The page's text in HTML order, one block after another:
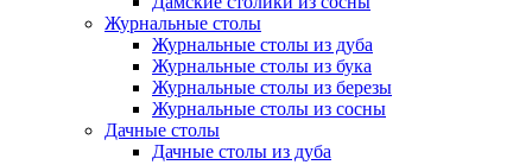
Журнальные столы
Журнальные столы из дуба
Журнальные столы из бука
Журнальные столы из березы
Журнальные столы из сосны
Дачные столы
Дачные столы из дуба